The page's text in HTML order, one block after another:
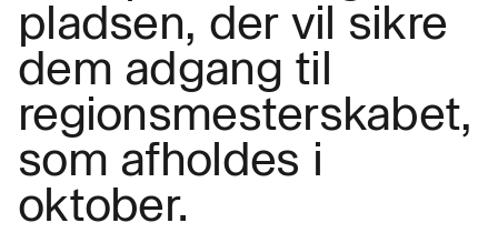
pladsen, der vil sikre
dem adgang til
regionsmesterskabet,
som afholdes i
oktober.